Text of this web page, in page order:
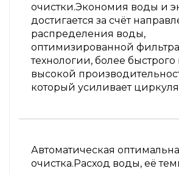
очистки.Экономия воды и
достигается за счёт
распределения воды,
оптимизированной
технологии, более быстрого
высокой
который усиливает
Автоматическая
очистка.Расход воды, её